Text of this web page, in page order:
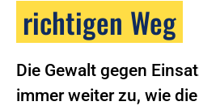
richtigen Weg
Die Gewalt gegen
immer weiter zu, wie